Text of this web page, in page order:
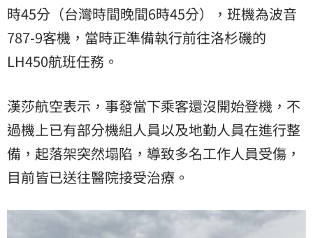
時45分（台灣時間晚間6時45分），班機為波音
787-9客機，當時正準備執行前往洛杉磯的
LH450航班任務。
漢莎航空表示，事發當下乘客還沒開始登機，不
過機上已有部分機組人員以及地勤人員在進行整
備，起落架突然塌陷，導致多名工作人員受傷，
目前皆已送往醫院接受治療。